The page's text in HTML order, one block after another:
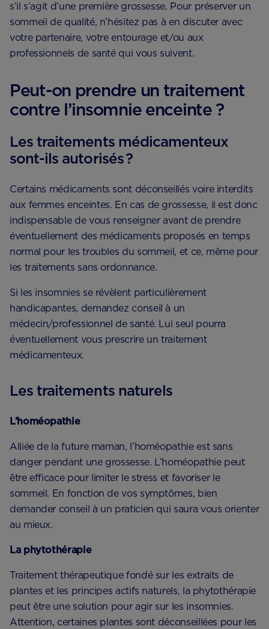
s’il s’agit d’une première grossesse. Pour préserver un
sommeil de qualité, n’hésitez pas à en discuter avec
votre partenaire, votre entourage et/ou aux
professionnels de santé qui vous suivent.
Peut-on prendre un traitement
contre l’insomnie enceinte ?
Les traitements médicamenteux
sont-ils autorisés ?
Certains médicaments sont déconseillés voire interdits
aux femmes enceintes. En cas de grossesse, il est donc
indispensable de vous renseigner avant de prendre
éventuellement des médicaments proposés en temps
normal pour les troubles du sommeil, et ce, même pour
les traitements sans ordonnance.
Si les insomnies se révèlent particulièrement
handicapantes, demandez conseil à un
médecin/professionnel de santé. Lui seul pourra
éventuellement vous prescrire un traitement
médicamenteux.
Les traitements naturels
L’homéopathie
Alliée de la future maman, l’homéopathie est sans
danger pendant une grossesse. L’homéopathie peut
être efficace pour limiter le stress et favoriser le
sommeil. En fonction de vos symptômes, bien
demander conseil à un praticien qui saura vous orienter
au mieux.
La phytothérapie
Traitement thérapeutique fondé sur les extraits de
plantes et les principes actifs naturels, la phytothérapie
peut être une solution pour agir sur les insomnies.
Attention, certaines plantes sont déconseillées pour les